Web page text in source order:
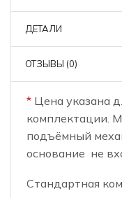
ДЕТАЛИ
ОТЗЫВЫ (0)
* Цена указана
комплектации.
подъёмный
основание не
Стандартная